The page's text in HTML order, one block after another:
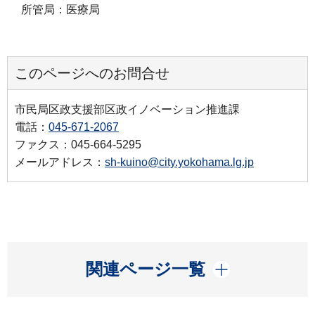
所管局：医療局
このページへのお問合せ
市民局区政支援部区政イノベーション推進課
電話： 045-671-2067
ファクス：045-664-5295
メールアドレス： sh-kuino@city.yokohama.lg.jp
関連ページ一覧
開く